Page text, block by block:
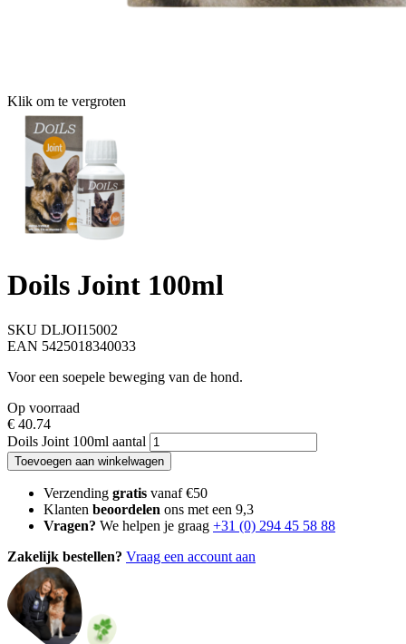
Klik om te vergroten
Doils Joint 100ml
SKU DLJOI15002
EAN 5425018340033
Voor een soepele beweging van de hond.
Op voorraad
€ 40.74
Doils Joint 100ml aantal
Toevoegen aan winkelwagen
Verzending gratis vanaf €50
Klanten beoordelen ons met een 9,3
Vragen? We helpen je graag +31 (0) 294 45 58 88
Zakelijk bestellen? Vraag een account aan